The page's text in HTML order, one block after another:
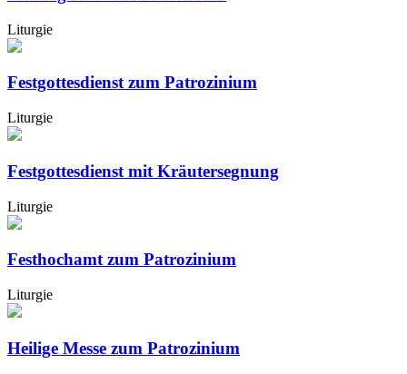
Liturgie
Festgottesdienst zum Patrozinium
Liturgie
Festgottesdienst mit Kräutersegnung
Liturgie
Festhochamt zum Patrozinium
Liturgie
Heilige Messe zum Patrozinium